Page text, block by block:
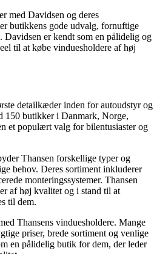
med Davidsen og deres
butikkens gode udvalg, fornuftige
Davidsen er kendt som en pålidelig og
til at købe vinduesholdere af høj
detailkæder inden for autoudstyr og
150 butikker i Danmark, Norge,
et populært valg for bilentusiaster og
Thansen forskellige typer og
behov. Deres sortiment inkluderer
monteringssystemer. Thansen
af høj kvalitet og i stand til at
til dem.
Thansens vinduesholdere. Mange
priser, brede sortiment og venlige
en pålidelig butik for dem, der leder